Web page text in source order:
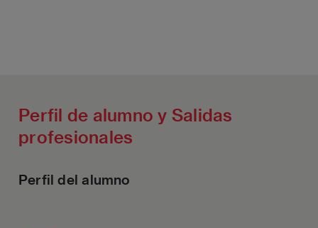
Perfil de alumno y Salidas
profesionales
Perfil del alumno